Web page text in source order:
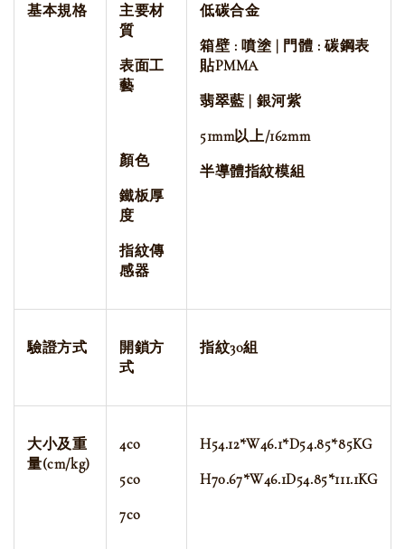
基本規格
主要材
質
表面工
藝
顏色
鐵板厚
度
指紋傳
感器
低碳合金
箱壁 : 噴塗 | 門體 : 碳鋼表
貼PMMA
翡翠藍 | 銀河紫
51mm以上/162mm
半導體指紋模組
驗證方式
開鎖方
式
指紋30組
大小及重
量(cm/kg)
4co
5co
7co
H54.12*W46.1*D54.85*85KG
H70.67*W46.1D54.85*111.1KG